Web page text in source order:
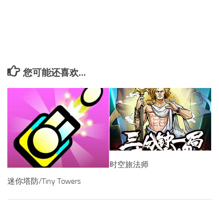
您可能还喜欢...
迷你塔防/Tiny Towers
时空旅法师